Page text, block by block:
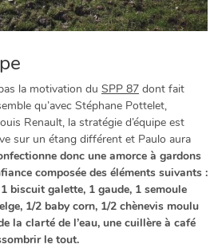
la motivation du SPP 87 dont fait
qu’avec Stéphane Pottelet,
Renault, la stratégie d’équipe est
sur un étang différent et Paulo aura
donc une amorce à gardons
composée des éléments suivants :
biscuit galette, 1 gaude, 1 semoule
1/2 baby corn, 1/2 chènevis moulu
la clarté de l’eau, une cuillère à café
le tout.